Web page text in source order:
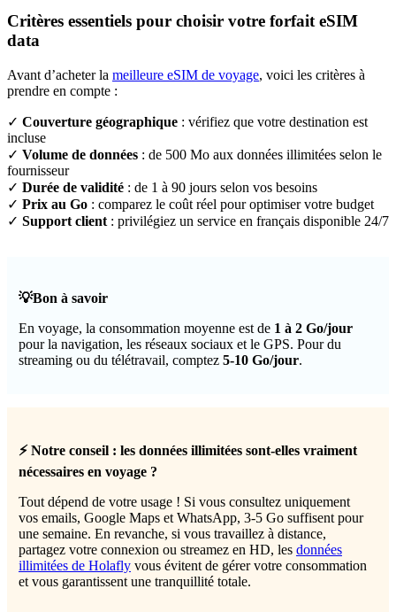
Critères essentiels pour choisir votre forfait eSIM
data
Avant d’acheter la meilleure eSIM de voyage, voici les critères à
prendre en compte :
✓ Couverture géographique : vérifiez que votre destination est
incluse
✓ Volume de données : de 500 Mo aux données illimitées selon le
fournisseur
✓ Durée de validité : de 1 à 90 jours selon vos besoins
✓ Prix au Go : comparez le coût réel pour optimiser votre budget
✓ Support client : privilégiez un service en français disponible 24/7
💡Bon à savoir
En voyage, la consommation moyenne est de 1 à 2 Go/jour
pour la navigation, les réseaux sociaux et le GPS. Pour du
streaming ou du télétravail, comptez 5-10 Go/jour.
⚡ Notre conseil : les données illimitées sont-elles vraiment
nécessaires en voyage ?
Tout dépend de votre usage ! Si vous consultez uniquement
vos emails, Google Maps et WhatsApp, 3-5 Go suffisent pour
une semaine. En revanche, si vous travaillez à distance,
partagez votre connexion ou streamez en HD, les données
illimitées de Holaflyvous évitent de gérer votre consommation
et vous garantissent une tranquillité totale.